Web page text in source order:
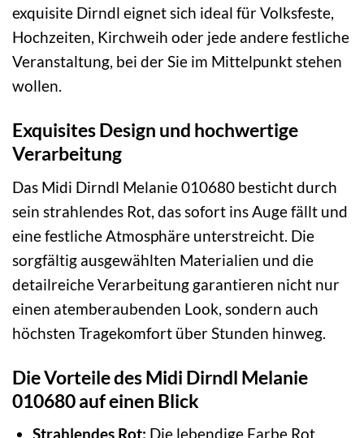
exquisite Dirndl eignet sich ideal für Volksfeste,
Hochzeiten, Kirchweih oder jede andere festliche
Veranstaltung, bei der Sie im Mittelpunkt stehen
wollen.
Exquisites Design und hochwertige
Verarbeitung
Das Midi Dirndl Melanie 010680 besticht durch
sein strahlendes Rot, das sofort ins Auge fällt und
eine festliche Atmosphäre unterstreicht. Die
sorgfältig ausgewählten Materialien und die
detailreiche Verarbeitung garantieren nicht nur
einen atemberaubenden Look, sondern auch
höchsten Tragekomfort über Stunden hinweg.
Die Vorteile des Midi Dirndl Melanie
010680 auf einen Blick
Strahlendes Rot: Die lebendige Farbe Rot